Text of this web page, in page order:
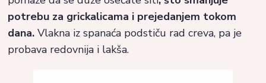
potrebu za grickalicama i prejedanjem tokom
dana. Vlakna iz spanaća podstiču rad creva, pa je
probava redovnija i lakša.